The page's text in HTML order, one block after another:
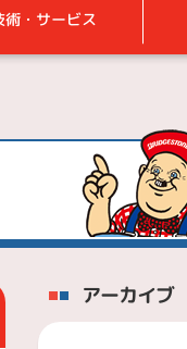
術・サービス
アーカイブ